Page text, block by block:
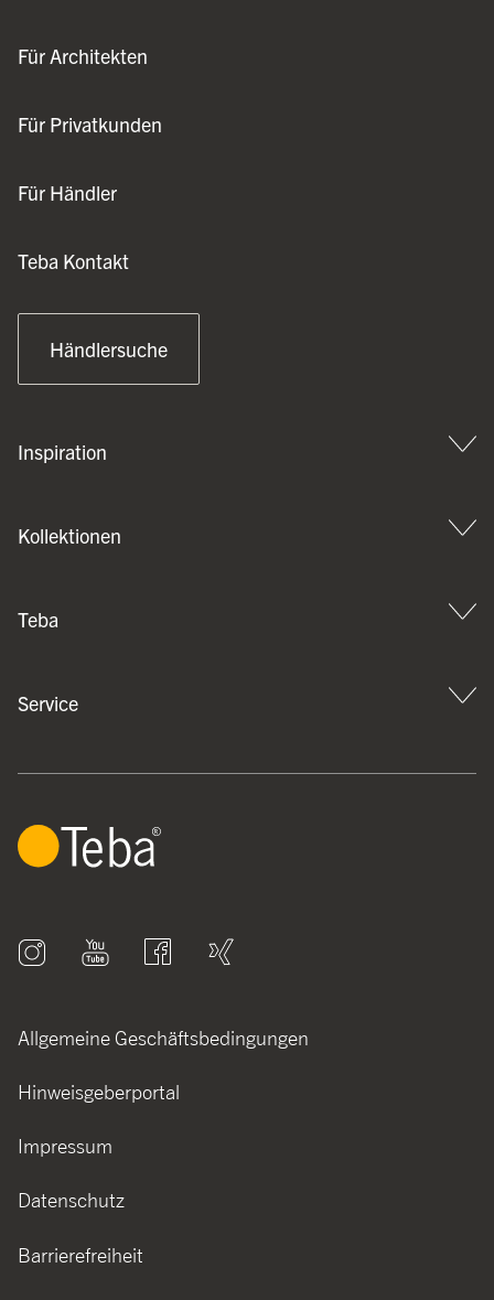
Für Architekten
Für Privatkunden
Für Händler
Teba Kontakt
Händlersuche
Inspiration
Kollektionen
Teba
Service
Allgemeine Geschäftsbedingungen
Hinweisgeberportal
Impressum
Datenschutz
Barrierefreiheit